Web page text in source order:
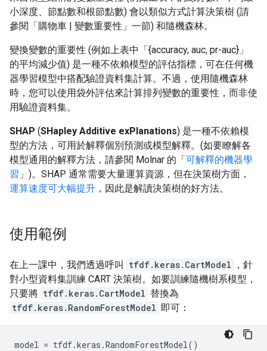
小深度、節點數和根節點數) 會以類似方式計算決策樹 (請
參閱「購物車 | 變數重要性」一節) 和隨機森林。
變換變數的重要性 (例如上表中「{accuracy, auc, pr-auc}」
的平均減少值) 是一種不依賴模型的評估指標，可在任何機
器學習模型中搭配驗證資料集計算。不過，使用隨機森林
時，您可以使用袋外評估來計算排列變數的重要性，而非使
用驗證資料集。
SHAP (SHapley Additive exPlanations) 是一種不依賴模
型的方法，可用於解釋個別預測或模型解釋。(如要瞭解各
模型通用的解釋方法，請參閱 Molnar 的「可解釋的機器學
習 」)。SHAP 通常需要大量運算資源，但在決策樹方面，
運算速度可大幅提升 ，因此是解讀決策樹的好方法。
使用範例
在上一課中，我們透過呼叫 tfdf.keras.CartModel
，針
對小型資料集訓練 CART 決策樹。如要訓練隨機樹系模型，
只要將 tfdf.keras.CartModel 替換為
tfdf.keras.RandomForestModel 即可：
model = tfdf.keras.RandomForestModel()